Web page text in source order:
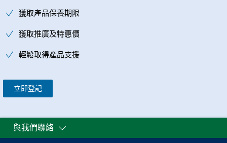
獲取產品保養期限
獲取推廣及特惠價
輕鬆取得產品支援
立即登記
與我們聯絡